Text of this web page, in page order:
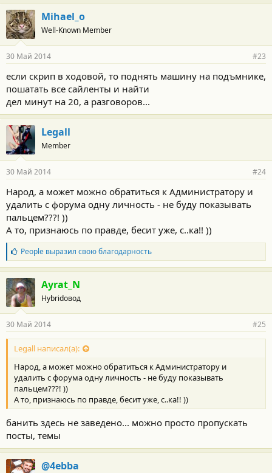
Mihael_o
Well-Known Member
30 Май 2014 #23
если скрип в ходовой, то поднять машину на подъмнике,
пошатать все сайленты и найти
дел минут на 20, а разговоров...
Legall
Member
30 Май 2014 #24
Народ, а может можно обратиться к Администратору и
удалить с форума одну личность - не буду показывать
пальцем???! ))
А то, признаюсь по правде, бесит уже, с..ка!! ))
Б
л
а
г
о
д
а
н
о
с
и
:
Peopleвыразил свою благодарность
Ayrat_N
Hybridовод
30 Май 2014 #25
Legall написал(а):
Народ, а может можно обратиться к Администратору и
удалить с форума одну личность - не буду показывать
пальцем???! ))
А то, признаюсь по правде, бесит уже, с..ка!! ))
банить здесь не заведено... можно просто пропускать
посты, темы
@4ebba